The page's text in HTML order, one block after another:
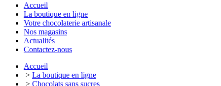
Accueil
La boutique en ligne
Votre chocolaterie artisanale
Nos magasins
Actualités
Contactez-nous
Accueil
> La boutique en ligne
> Chocolats sans sucres